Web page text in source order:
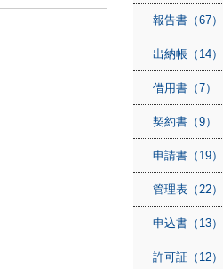
報告書（67）
出納帳（14）
借用書（7）
契約書（9）
申請書（19）
管理表（22）
申込書（13）
許可証（12）